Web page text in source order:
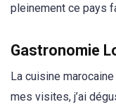
pleinement ce pays
Gastronomie
La cuisine
mes visites, j’ai